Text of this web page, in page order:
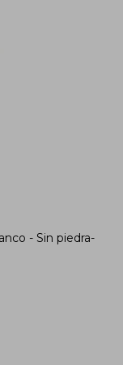
- Sin piedra-